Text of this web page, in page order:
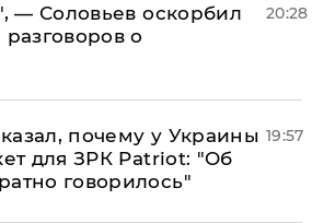
— Соловьев оскорбил
о
20:28
почему у Украины
для ЗРК Patriot: "Об
говорилось"
19:57